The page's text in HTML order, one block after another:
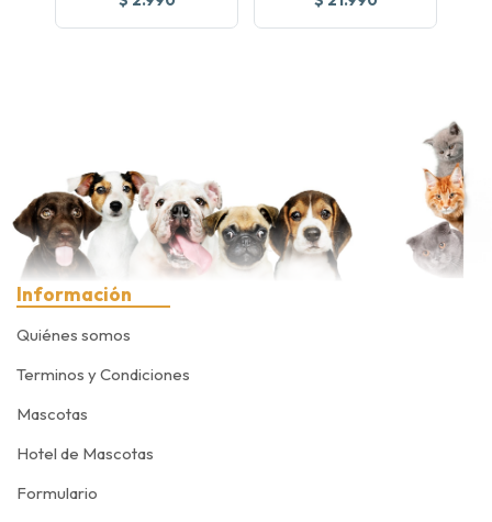
Información
Quiénes somos
Terminos y Condiciones
Mascotas
Hotel de Mascotas
Formulario